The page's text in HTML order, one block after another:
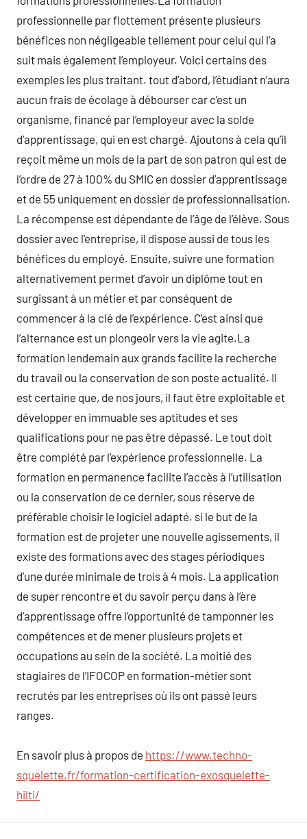
professionnelle par flottement présente plusieurs
bénéfices non négligeable tellement pour celui qui l’a
suit mais également l’employeur. Voici certains des
exemples les plus traitant. tout d’abord, l’étudiant n’aura
aucun frais de écolage à débourser car c’est un
organisme, financé par l’employeur avec la solde
d’apprentissage, qui en est chargé. Ajoutons à cela qu’il
reçoit même un mois de la part de son patron qui est de
l’ordre de 27 à 100% du SMIC en dossier d’apprentissage
et de 55 uniquement en dossier de professionnalisation.
La récompense est dépendante de l’âge de l’élève. Sous
dossier avec l’entreprise, il dispose aussi de tous les
bénéfices du employé. Ensuite, suivre une formation
alternativement permet d’avoir un diplôme tout en
surgissant à un métier et par conséquent de
commencer à la clé de l’expérience. C’est ainsi que
l’alternance est un plongeoir vers la vie agite.La
formation lendemain aux grands facilite la recherche
du travail ou la conservation de son poste actualité. Il
est certaine que, de nos jours, il faut être exploitable et
développer en immuable ses aptitudes et ses
qualifications pour ne pas être dépassé. Le tout doit
être complété par l’expérience professionnelle. La
formation en permanence facilite l’accès à l’utilisation
ou la conservation de ce dernier, sous réserve de
préférable choisir le logiciel adapté. si le but de la
formation est de projeter une nouvelle agissements, il
existe des formations avec des stages périodiques
d’une durée minimale de trois à 4 mois. La application
de super rencontre et du savoir perçu dans à l’ère
d’apprentissage offre l’opportunité de tamponner les
compétences et de mener plusieurs projets et
occupations au sein de la société. La moitié des
stagiaires de l’IFOCOP en formation-métier sont
recrutés par les entreprises où ils ont passé leurs
ranges.
En savoir plus à propos de https://www.techno-
squelette.fr/formation-certification-exosquelette-
hilti/